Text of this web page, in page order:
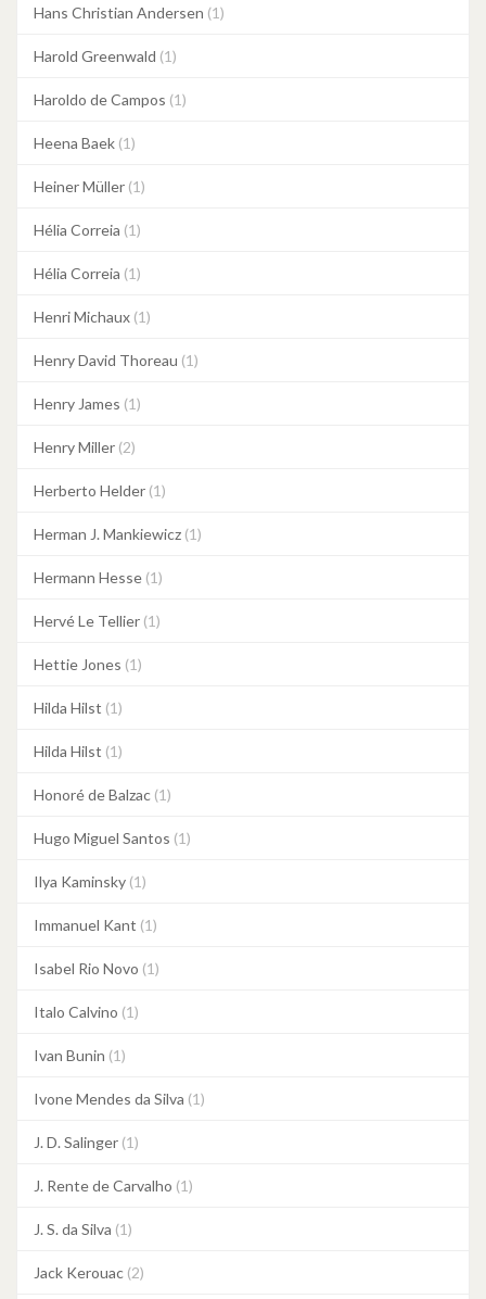
Hans Christian Andersen (1)
Harold Greenwald (1)
Haroldo de Campos (1)
Heena Baek (1)
Heiner Müller (1)
Hélia Correia (1)
Hélia Correia (1)
Henri Michaux (1)
Henry David Thoreau (1)
Henry James (1)
Henry Miller (2)
Herberto Helder (1)
Herman J. Mankiewicz (1)
Hermann Hesse (1)
Hervé Le Tellier (1)
Hettie Jones (1)
Hilda Hilst (1)
Hilda Hilst (1)
Honoré de Balzac (1)
Hugo Miguel Santos (1)
Ilya Kaminsky (1)
Immanuel Kant (1)
Isabel Rio Novo (1)
Italo Calvino (1)
Ivan Bunin (1)
Ivone Mendes da Silva (1)
J. D. Salinger (1)
J. Rente de Carvalho (1)
J. S. da Silva (1)
Jack Kerouac (2)